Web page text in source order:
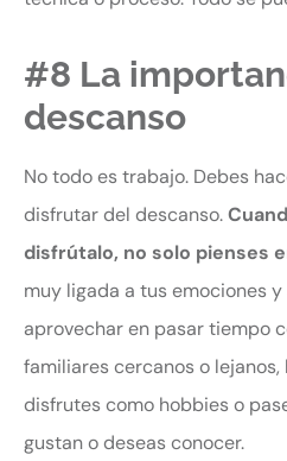
#8 La
descanso
No todo es trabajo. Debes
disfrutar del descanso.
disfrútalo, no solo pienses
muy ligada a tus emociones
aprovechar en pasar tiempo
familiares cercanos o
disfrutes como hobbies o
gustan o deseas conocer.